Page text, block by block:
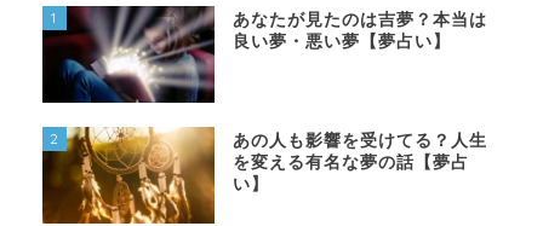
1
あなたが見たのは吉夢？本当は
良い夢・悪い夢【夢占い】
2
あの人も影響を受けてる？人生
を変える有名な夢の話【夢占
い】